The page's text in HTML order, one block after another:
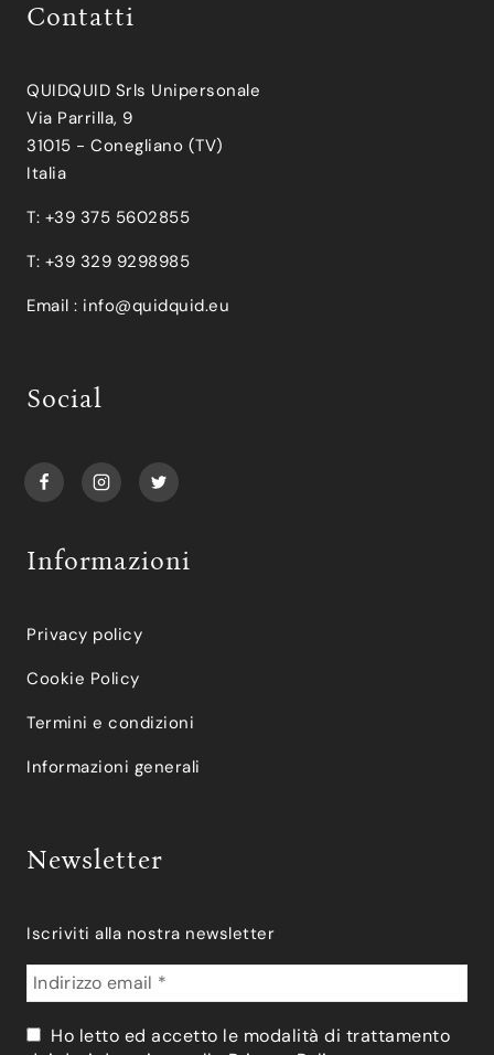
Contatti
QUIDQUID Srls Unipersonale
Via Parrilla, 9
31015 - Conegliano (TV)
Italia
T: +39 375 5602855
T: +39 329 9298985
Email : info@quidquid.eu
Social
Informazioni
Privacy policy
Cookie Policy
Termini e condizioni
Informazioni generali
Newsletter
Iscriviti alla nostra newsletter
Ho letto ed accetto le modalità di trattamento